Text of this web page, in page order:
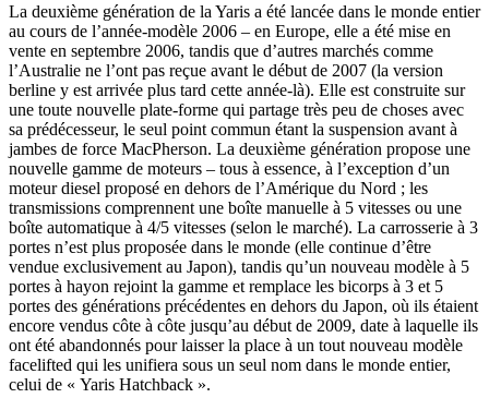
La deuxième génération de la Yaris a été lancée dans le monde entier
au cours de l’année-modèle 2006 – en Europe, elle a été mise en
vente en septembre 2006, tandis que d’autres marchés comme
l’Australie ne l’ont pas reçue avant le début de 2007 (la version
berline y est arrivée plus tard cette année-là). Elle est construite sur
une toute nouvelle plate-forme qui partage très peu de choses avec
sa prédécesseur, le seul point commun étant la suspension avant à
jambes de force MacPherson. La deuxième génération propose une
nouvelle gamme de moteurs – tous à essence, à l’exception d’un
moteur diesel proposé en dehors de l’Amérique du Nord ; les
transmissions comprennent une boîte manuelle à 5 vitesses ou une
boîte automatique à 4/5 vitesses (selon le marché). La carrosserie à 3
portes n’est plus proposée dans le monde (elle continue d’être
vendue exclusivement au Japon), tandis qu’un nouveau modèle à 5
portes à hayon rejoint la gamme et remplace les bicorps à 3 et 5
portes des générations précédentes en dehors du Japon, où ils étaient
encore vendus côte à côte jusqu’au début de 2009, date à laquelle ils
ont été abandonnés pour laisser la place à un tout nouveau modèle
facelifted qui les unifiera sous un seul nom dans le monde entier,
celui de « Yaris Hatchback ».